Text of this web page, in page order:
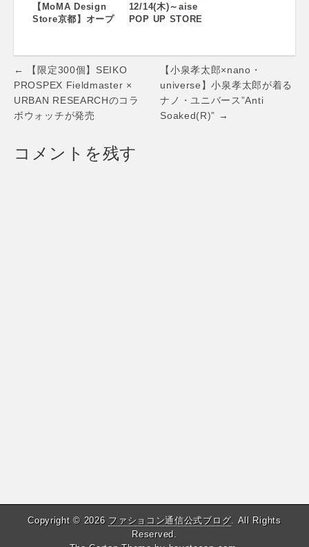
展！ いつもの暮ら
しにちいさな楽し
ガ デザイン)は、
北欧の自然のシン
プルな美しさから
ランドのライフス
タイルブランドで
ドレス2018年8月
下旬販売開始
【MoMA Design
Store京都】オープ
テム先行販売やノ
ベルティプレゼン
トを実施
12/14(木)～aise
POP UP STORE
Post
navigation
← 【限定300個】SEIKO
PROSPEX Fieldmaster ×
URBAN RESEARCHのコラ
ボウォッチが発売
【小泉孝太郎×nano・
universe】小泉孝太郎が着る
ナノ・ユニバース”Anti
Soaked(R)” →
コメントを残す
Copyright © 2026 ファショコン通信公式ブログ. All Rights
Reserved.